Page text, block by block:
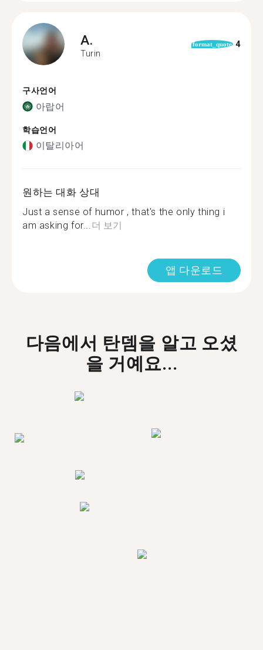
A.
Turin
format_quote 4
구사언어
아랍어
학습언어
이탈리아어
원하는 대화 상대
Just a sense of humor , that's the only thing i
am asking for...더 보기
앱 다운로드
다음에서 탄뎀을 알고 오셨
을 거예요...